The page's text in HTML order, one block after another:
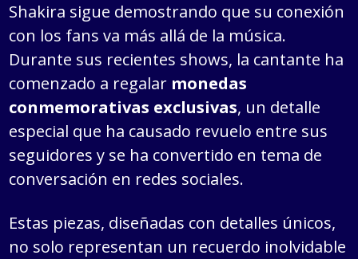
Shakira sigue demostrando que su conexión
con los fans va más allá de la música.
Durante sus recientes shows, la cantante ha
comenzado a regalar monedas
conmemorativas exclusivas, un detalle
especial que ha causado revuelo entre sus
seguidores y se ha convertido en tema de
conversación en redes sociales.
Estas piezas, diseñadas con detalles únicos,
no solo representan un recuerdo inolvidable